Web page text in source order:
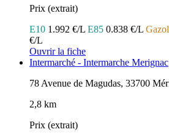
Prix (extrait)
E10 1.992 €/L E85 0.838 €/L
€/L
Ouvrir la fiche
Intermarché - Intermarche Merignac
78 Avenue de Magudas, 33700
2,8 km
Prix (extrait)